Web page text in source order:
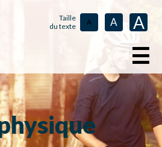
Taille
du texte
A A A
☰